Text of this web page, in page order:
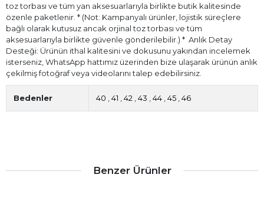
toz torbası ve tüm yan aksesuarlarıyla birlikte butik kalitesinde
özenle paketlenir. * (Not: Kampanyalı ürünler, lojistik süreçlere
bağlı olarak kutusuz ancak orjinal toz torbası ve tüm
aksesuarlarıyla birlikte güvenle gönderilebilir.) * ⁠ Anlık Detay
Desteği: Ürünün ithal kalitesini ve dokusunu yakından incelemek
isterseniz, WhatsApp hattımız üzerinden bize ulaşarak ürünün anlık
çekilmiş fotoğraf veya videolarını talep edebilirsiniz.
Bedenler 40 41 42 43 44 45 46
Benzer Ürünler